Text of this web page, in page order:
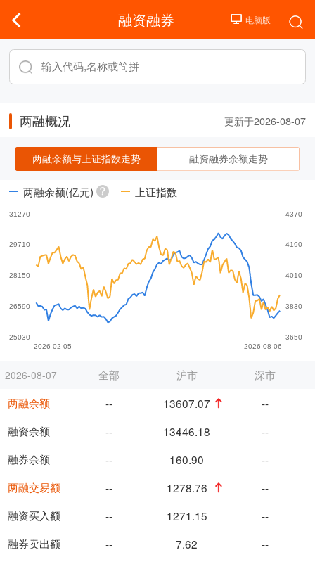
融资融券
两融概况 更新于2026-08-07
两融余额与上证指数走势 融资融券余额走势
两融余额(亿元) 上证指数
2026-08-07
两融余额
融资余额
融券余额
两融交易额
融资买入额
融券卖出额
全部 沪市
深市
--
13607.07
--
--
13446.18
--
--
160.90
--
--
1278.76
--
--
1271.15
--
--
7.62 --